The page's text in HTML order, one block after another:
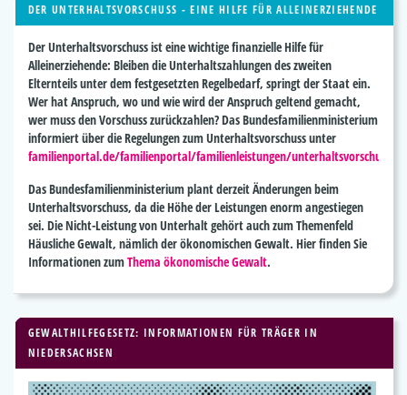
DER UNTERHALTSVORSCHUSS - EINE HILFE FÜR ALLEINERZIEHENDE
Der Unterhaltsvorschuss ist einewichtige finanzielle Hilfefür
Alleinerziehende: Bleiben die Unterhaltszahlungen des zweiten
Elternteils unter dem festgesetzten Regelbedarf, springt der Staat ein.
Wer hat Anspruch, wo und wie wird der Anspruch geltend gemacht,
wer muss den Vorschuss zurückzahlen? Das Bundesfamilienministerium
informiert über die Regelungen zum Unterhaltsvorschuss unter
familienportal.de/familienportal/familienleistungen/unterhaltsvorschuss
Das Bundesfamilienministerium plant derzeit Änderungen beim
Unterhaltsvorschuss, da die Höhe der Leistungen enorm angestiegen
sei. Die Nicht-Leistung von Unterhalt gehört auch zum Themenfeld
Häusliche Gewalt, nämlich der ökonomischen Gewalt. Hier finden Sie
Informationen zumThema ökonomische Gewalt.
GEWALTHILFEGESETZ: INFORMATIONEN FÜR TRÄGER IN
NIEDERSACHSEN